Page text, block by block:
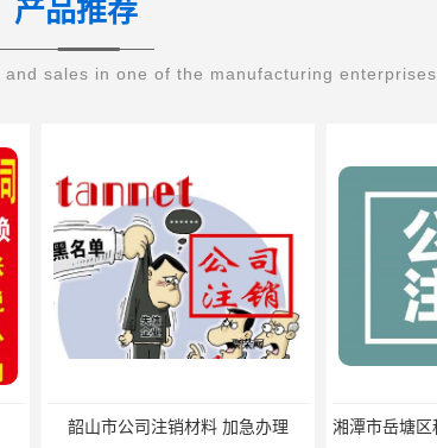
产品推荐
sales in one of the manufacturing enterprises
公司注销材料 加急办理